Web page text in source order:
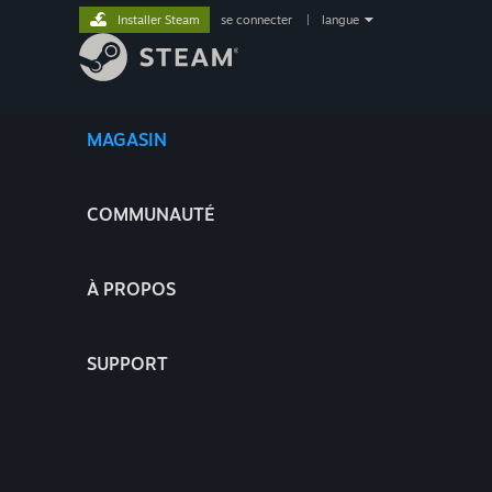
MAGASIN
COMMUNAUTÉ
À PROPOS
SUPPORT
Installer Steam se connecter langue